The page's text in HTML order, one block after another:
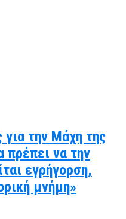
για την Μάχη της
πρέπει να την
εγρήγορση,
μνήμη»